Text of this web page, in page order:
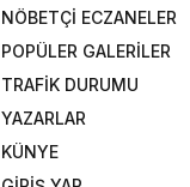
NÖBETÇİ ECZANELER
POPÜLER GALERİLER
TRAFİK DURUMU
YAZARLAR
KÜNYE